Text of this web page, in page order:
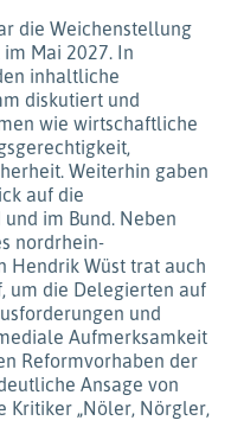
die Weichenstellung
Mai 2027. In
inhaltliche
diskutiert und
wie wirtschaftliche
Weiterhin gaben
auf die
im Bund. Neben
nordrhein-
Hendrik Wüst trat auch
um die Delegierten auf
und
Aufmerksamkeit
Reformvorhaben der
Ansage von
Kritiker „Nöler, Nörgler,